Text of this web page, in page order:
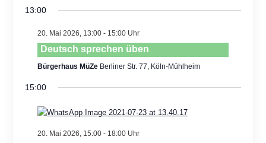
and
13:00
20. Mai 2026, 13:00- 15:00
Deutsch sprechen üben
Bürgerhaus MüZe Berliner Str. 77, Köln-Mühlheim
15:00
20. Mai 2026, 15:00- 18:00